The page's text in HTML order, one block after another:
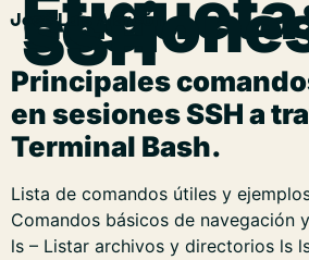
José Luis Alarcón
SSH
Principales
en sesiones SSH a
Terminal Bash.
Lista de comandos útiles y
Comandos básicos de navegación
ls – Listar archivos y directorios ls